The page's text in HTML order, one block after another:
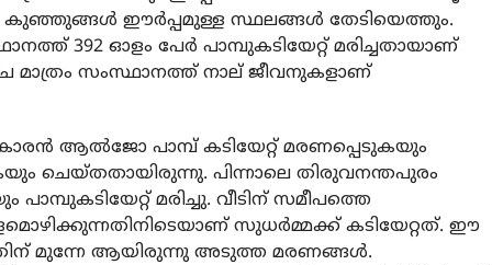
ഈര്‍പ്പമുള്ള സ്ഥലങ്ങള്‍ തേടിയെത്തും.
392 ഓളം പേര്‍ പാമ്പുകടിയേറ്റ് മരിച്ചതായാണ്
സംസ്ഥാനത്ത് നാല് ജീവനുകളാണ്
ആല്‍ജോ പാമ്പ് കടിയേറ്റ് മരണപ്പെടുകയും
പിന്നാലെ തിരുവനന്തപുരം
മരിച്ചു. വീടിന് സമീപത്തെ
സുധര്‍മ്മക്ക് കടിയേറ്റത്. ഈ
മുന്നേ ആയിരുന്നു അടുത്ത മരണങ്ങള്‍.